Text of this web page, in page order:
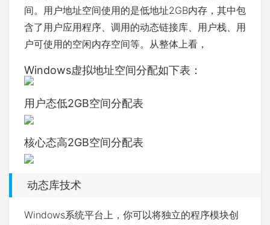
间。用户地址空间使用的是低地址2GB内存，其中包
含了用户应用程序、调用的动态链接库、用户栈、用
户可使用的空闲内存空间等。从整体上看，
Windows虚拟地址空间分配如下表：
用户态低2GB空间分配表
核心态高2GB空间分配表
动态库技术
Windows系统平台上，你可以将独立的程序模块创